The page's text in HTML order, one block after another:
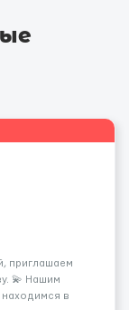
приглашаем
💫 Нашим
в